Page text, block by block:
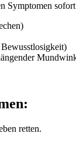
Symptomen
retten.